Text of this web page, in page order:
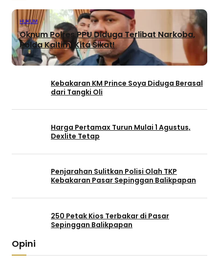
HUKUM
Oknum Polres PPU Diduga Terlibat Narkoba,
Polda Kaltim: Kita Sikat!
Kebakaran KM Prince Soya Diduga Berasal
dari Tangki Oli
Harga Pertamax Turun Mulai 1 Agustus,
Dexlite Tetap
Penjarahan Sulitkan Polisi Olah TKP
Kebakaran Pasar Sepinggan Balikpapan
250 Petak Kios Terbakar di Pasar
Sepinggan Balikpapan
Opini